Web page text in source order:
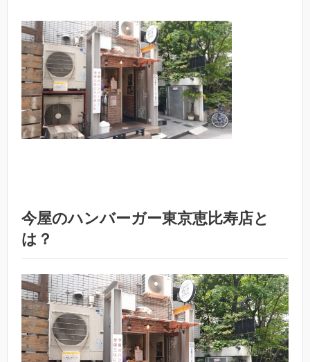
今屋のハンバーガー東京恵比寿店と
は？